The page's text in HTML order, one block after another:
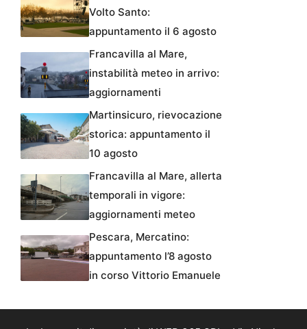
Volto Santo:
appuntamento il 6 agosto
Francavilla al Mare,
instabilità meteo in arrivo:
aggiornamenti
Martinsicuro, rievocazione
storica: appuntamento il
10 agosto
Francavilla al Mare, allerta
temporali in vigore:
aggiornamenti meteo
Pescara, Mercatino:
appuntamento l’8 agosto
in corso Vittorio Emanuele